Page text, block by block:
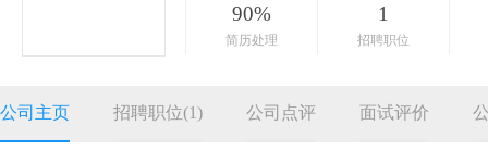
90%
简历处理
1
招聘职位
公司主页 招聘职位(1) 公司点评 面试评价